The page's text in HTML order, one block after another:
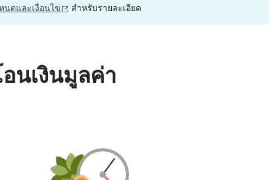
นดและเงื่อนไข (เปิดในหน้าต่างใหม่)
สำหรับรายละเอียด
นเงินมูลค่า